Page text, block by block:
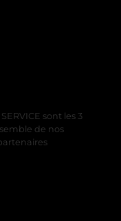
sont les 3
de nos